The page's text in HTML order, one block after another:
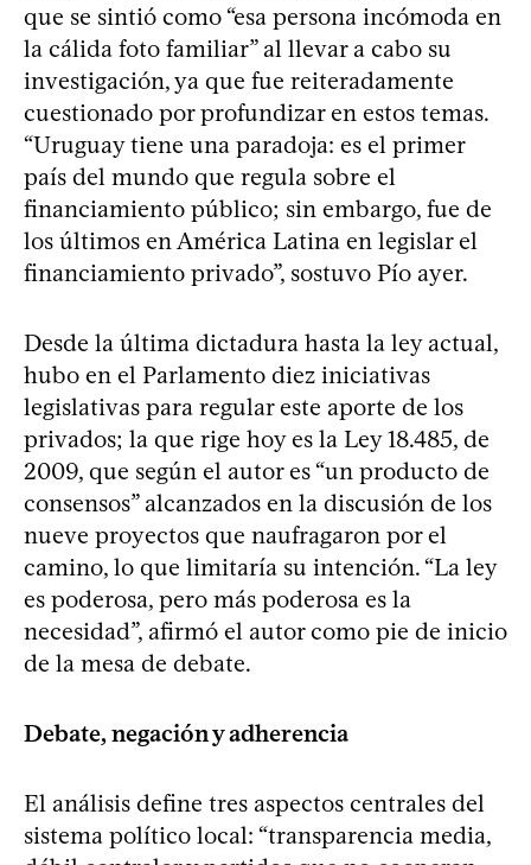
que se sintió como “esa persona incómoda en
la cálida foto familiar” al llevar a cabo su
investigación, ya que fue reiteradamente
cuestionado por profundizar en estos temas.
“Uruguay tiene una paradoja: es el primer
país del mundo que regula sobre el
financiamiento público; sin embargo, fue de
los últimos en América Latina en legislar el
financiamiento privado”, sostuvo Pío ayer.
Desde la última dictadura hasta la ley actual,
hubo en el Parlamento diez iniciativas
legislativas para regular este aporte de los
privados; la que rige hoy es la Ley 18.485, de
2009, que según el autor es “un producto de
consensos” alcanzados en la discusión de los
nueve proyectos que naufragaron por el
camino, lo que limitaría su intención. “La ley
es poderosa, pero más poderosa es la
necesidad”, afirmó el autor como pie de inicio
de la mesa de debate.
Debate, negación y adherencia
El análisis define tres aspectos centrales del
sistema político local: “transparencia media,